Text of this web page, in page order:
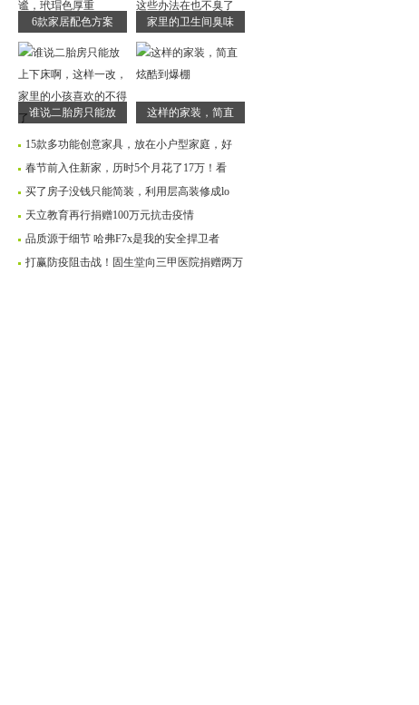
6款家居配色方案 家里的卫生间臭味
谁说二胎房只能放 这样的家装，简直
15款多功能创意家具，放在小户型家庭，好
春节前入住新家，历时5个月花了17万！看
买了房子没钱只能简装，利用层高装修成lo
天立教育再行捐赠100万元抗击疫情
品质源于细节 哈弗F7x是我的安全捍卫者
打赢防疫阻击战！固生堂向三甲医院捐赠两万